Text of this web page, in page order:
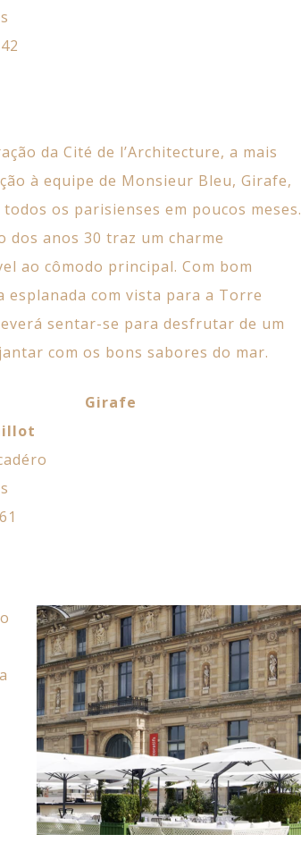
da Cité de l’Architecture, a mais
à equipe de Monsieur Bleu, Girafe,
os parisienses em poucos meses.
dos anos 30 traz um charme
ao cômodo principal. Com bom
esplanada com vista para a Torre
sentar-se para desfrutar de um
com os bons sabores do mar.
Girafe